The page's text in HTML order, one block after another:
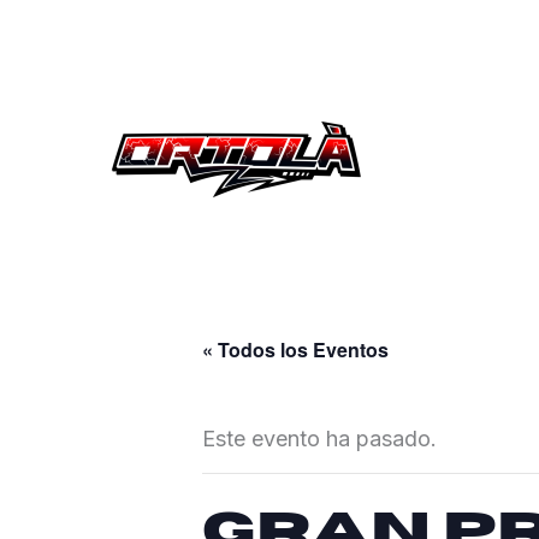
« Todos los Eventos
Este evento ha pasado.